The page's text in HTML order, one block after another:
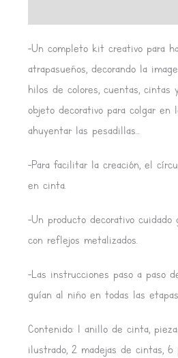
-Un completo kit creativo para
atrapasueños, decorando la
hilos de colores, cuentas, cintas
objeto decorativo para colgar en
ahuyentar las pesadillas…
-Para facilitar la creación, el
en cinta.
-Un producto decorativo cuidado
con reflejos metalizados.
-Las instrucciones paso a paso
guían al niño en todas las
Contenido: 1 anillo de cinta,
ilustrado, 2 madejas de cintas, 6